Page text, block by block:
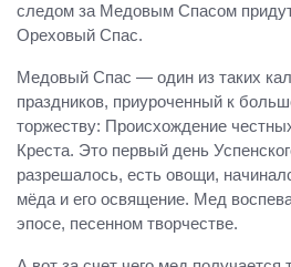
следом за Медовым Спасом
Ореховый Спас.
Медовый Спас — один из таких
праздников, приуроченный к
торжеству: Происхождение
Креста. Это первый день
разрешалось, есть овощи,
мёда и его освящение. Мед
эпосе, песенном творчестве.